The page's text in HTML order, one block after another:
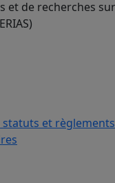
statuts et règlements